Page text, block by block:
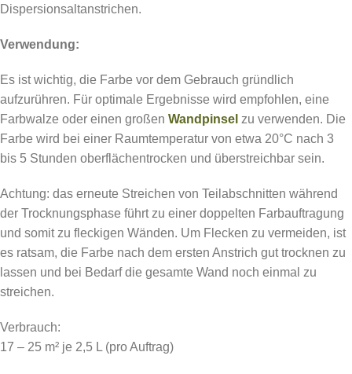
Dispersionsaltanstrichen.
Verwendung:
Es ist wichtig, die Farbe vor dem Gebrauch gründlich
aufzurühren. Für optimale Ergebnisse wird empfohlen, eine
Farbwalze oder einen großen Wandpinsel zu verwenden. Die
Farbe wird bei einer Raumtemperatur von etwa 20°C nach 3
bis 5 Stunden oberflächentrocken und überstreichbar sein.
Achtung: das erneute Streichen von Teilabschnitten während
der Trocknungsphase führt zu einer doppelten Farbauftragung
und somit zu fleckigen Wänden. Um Flecken zu vermeiden, ist
es ratsam, die Farbe nach dem ersten Anstrich gut trocknen zu
lassen und bei Bedarf die gesamte Wand noch einmal zu
streichen.
Verbrauch:
17 – 25 m² je 2,5 L (pro Auftrag)